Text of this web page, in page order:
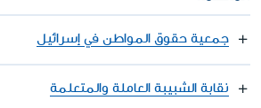
جمعية حقوق المواطن في إسرائيل
نقابة الشبيبة العاملة والمتعلمة